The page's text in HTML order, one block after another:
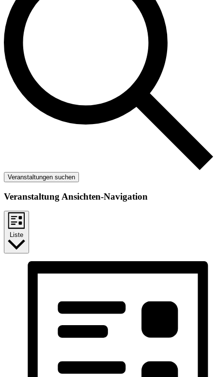
Veranstaltungen suchen
Veranstaltung Ansichten-Navigation
Liste